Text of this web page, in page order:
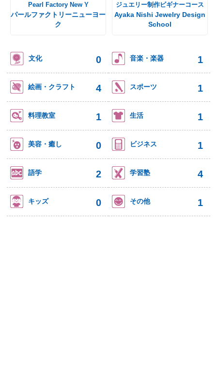
Pearl Factory New Y
パールファクトリーニューヨー
ク
ジュエリー制作ビギナーコース
Ayaka Nishi Jewelry Design
School
文化 0 音楽・楽器 1
絵画・クラフト 4 スポーツ 1
料理教室 1 生活 1
美容・癒し 0 ビジネス 1
語学 2 学習塾 4
キッズ 0 その他 1